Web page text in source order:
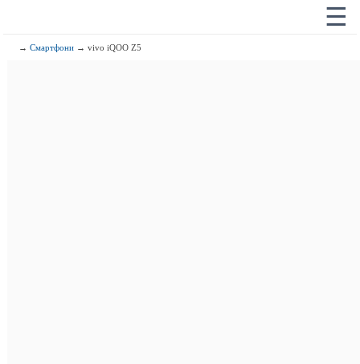
☰
→Смартфони → vivo iQOO Z5